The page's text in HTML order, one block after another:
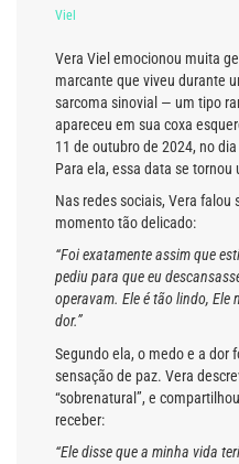
Viel
Vera Viel emocionou muita
marcante que viveu durante
sarcoma sinovial — um tipo
apareceu em sua coxa
11 de outubro de 2024, no
Para ela, essa data se
Nas redes sociais, Vera falou
momento tão delicado:
“Foi exatamente assim que
pediu para que eu
operavam. Ele é tão lindo, Ele
dor.”
Segundo ela, o medo e a dor
sensação de paz. Vera
“sobrenatural”, e
receber:
“Ele disse que a minha vida